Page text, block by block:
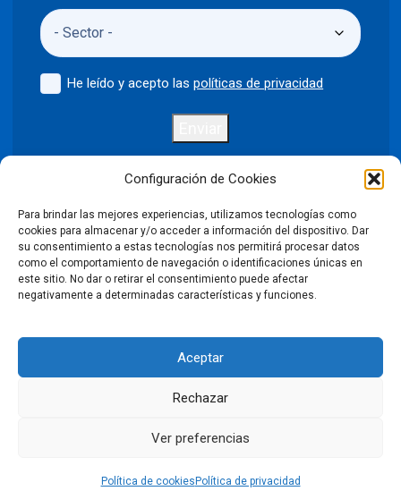
Configuración de Cookies
Para brindar las mejores experiencias, utilizamos tecnologías como
cookies para almacenar y/o acceder a información del dispositivo. Dar
su consentimiento a estas tecnologías nos permitirá procesar datos
como el comportamiento de navegación o identificaciones únicas en
este sitio. No dar o retirar el consentimiento puede afectar
negativamente a determinadas características y funciones.
Aceptar
Rechazar
Ver preferencias
Política de cookies Política de privacidad
He leído y acepto laspolíticas de privacidad
Política de privacidad Aviso legal
Política de cookies
Declaración de accesibilidad
©2026 Puntodis. Todos los derechos reservados. Prohibida la
LinkedInFacebook
X InstagramYouTube